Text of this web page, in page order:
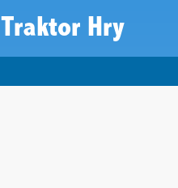
Traktor Hry